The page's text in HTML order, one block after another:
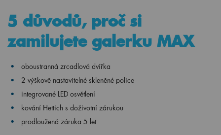
5 důvodů, proč si
zamilujete galerku MAX
oboustranná zrcadlová dvířka
2 výškově nastavitelné skleněné police
integrované LED osvětlení
kování Hettich s doživotní zárukou
prodloužená záruka 5 let